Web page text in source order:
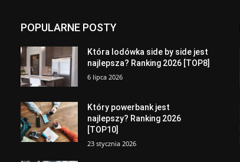
POPULARNE POSTY
Która lodówka side by side jest
najlepsza? Ranking 2026 [TOP8]
6 lipca 2026
Który powerbank jest
najlepszy? Ranking 2026
[TOP10]
23 stycznia 2026